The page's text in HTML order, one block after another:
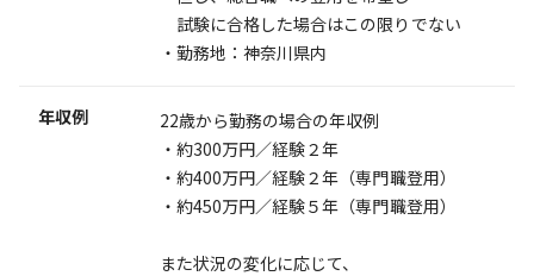
試験に合格した場合はこの限りでない
・勤務地：神奈川県内
年収例
22歳から勤務の場合の年収例
・約300万円／経験２年
・約400万円／経験２年（専門職登用）
・約450万円／経験５年（専門職登用）
また状況の変化に応じて、